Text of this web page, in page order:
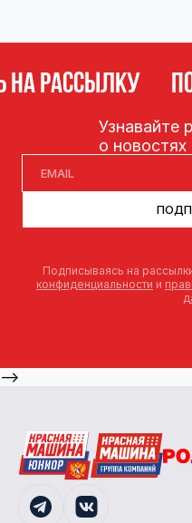
РАССЫЛКУ
Узнавайте
о новостях
Подписываясь на
конфиденциальности и
-->